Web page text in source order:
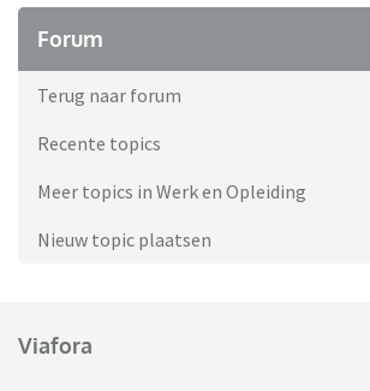
Forum
Terug naar forum
Recente topics
Meer topics in Werk en Opleiding
Nieuw topic plaatsen
Viafora